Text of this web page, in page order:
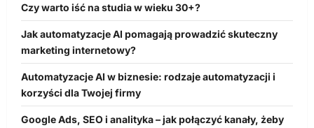
Czy warto iść na studia w wieku 30+?
Jak automatyzacje AI pomagają prowadzić skuteczny
marketing internetowy?
Automatyzacje AI w biznesie: rodzaje automatyzacji i
korzyści dla Twojej firmy
Google Ads, SEO i analityka – jak połączyć kanały, żeby